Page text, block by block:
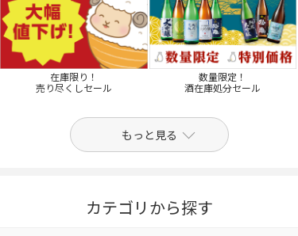
在庫限り！
売り尽くしセール
数量限定！
酒在庫処分セール
もっと見る
カテゴリから探す